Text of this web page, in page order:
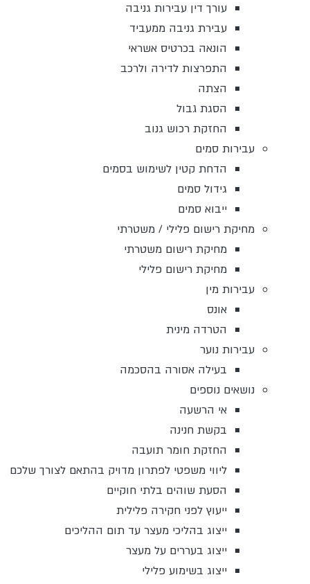
עורך דין עבירות גניבה
עבירת גניבה ממעביד
הונאה בכרטיס אשראי
התפרצות לדירה ולרכב
הצתה
הסגת גבול
החזקת רכוש גנוב
עבירות סמים
הדחת קטין לשימוש בסמים
גידול סמים
ייבוא סמים
מחיקת רישום פלילי / משטרתי
מחיקת רישום משטרתי
מחיקת רישום פלילי
עבירות מין
אונס
הטרדה מינית
עבירות נוער
בעילה אסורה בהסכמה
נושאים נוספים
אי הרשעה
בקשת חנינה
החזקת חומר תועבה
ליווי משפטי לפתרון מדויק בהתאם לצורך שלכם
הסעת שוהים בלתי חוקיים
ייעוץ לפני חקירה פלילית
ייצוג בהליכי מעצר עד תום ההליכים
ייצוג בעררים על מעצר
ייצוג בשימוע פלילי